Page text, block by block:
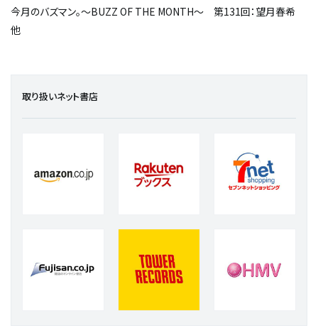
今月のバズマン。～BUZZ OF THE MONTH～ 第131回：望月春希
他
取り扱いネット書店